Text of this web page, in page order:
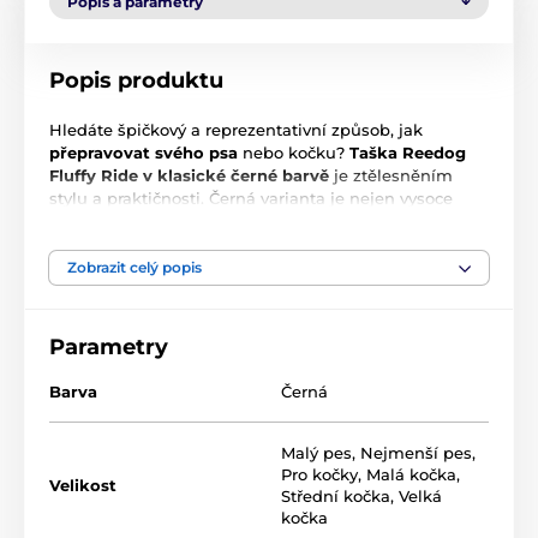
Popis produktu
Hledáte špičkový a reprezentativní způsob, jak
přepravovat svého psa nebo kočku? Taška Reedog
Fluffy Ride v klasické černé barvě je ztělesněním
stylu a praktičnosti. Černá varianta je nejen vysoce
každodenní dobrodružství ve městě i na cestách.
Značka Reedog si zakládá na detailech – od
vnitřní materiály
pocit bezpečí a útulného domova, ať jste kdekoli.
Hlavní přednosti produktu:
Luxusní černý design:
Nadčasová barva, která se
hodí ke každému stylu a méně se špiní.
Zobrazit celý popis
Parametry
Barva Černá
Velikost
Malý pes, Nejmenší pes,
Pro kočky, Malá kočka,
Střední kočka, Velká
kočka